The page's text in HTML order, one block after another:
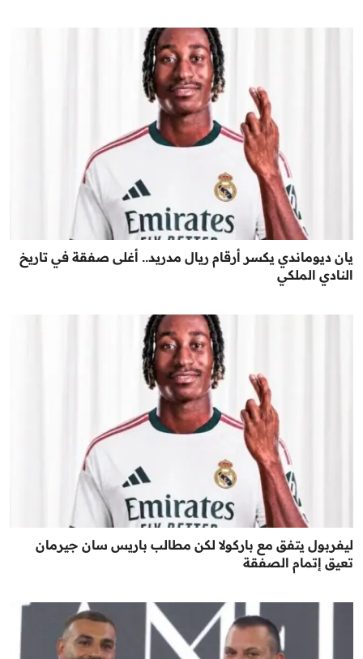
يان ديوماندي يكسر أرقام ريال مدريد.. أغلى صفقة في تاريخ
النادي الملكي
ليفربول يتفق مع باركولا لكن مطالب باريس سان جيرمان
تعيق إتمام الصفقة